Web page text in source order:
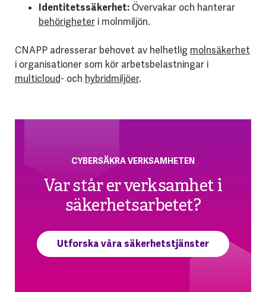
Identitetssäkerhet:Övervakar och hanterar
behörigheteri molnmiljön.
CNAPP adresserar behovet av helhetlig molnsäkerhet
i organisationer som kör arbetsbelastningar i
multicloud- och hybridmiljöer.
CYBERSÄKRA VERKSAMHETEN
Var står er verksamhet i
säkerhetsarbetet?
Utforska våra säkerhetstjänster